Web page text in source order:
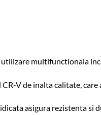
multifunctionala
V de inalta calitate,
asigura rezistenta si